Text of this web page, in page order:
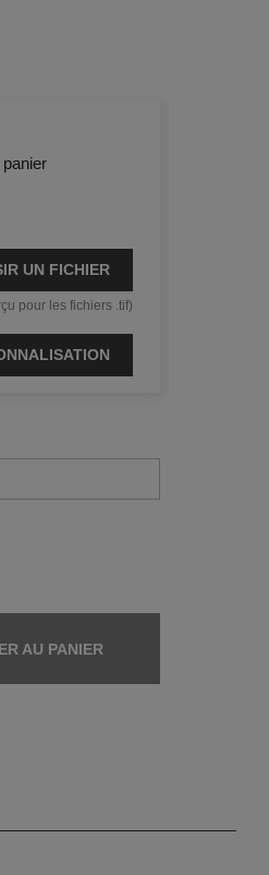
UN FICHIER
pour les fichiers .tif)
AU PANIER